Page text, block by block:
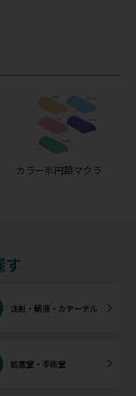
カラー半円額マクラ
す
注射・輸液・カテーテル
処置室・手術室